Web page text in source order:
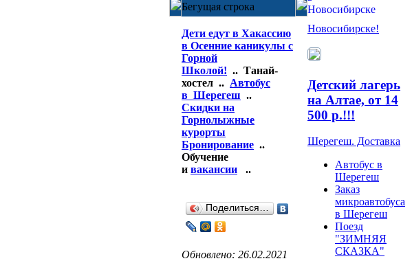
Бегущая строка
Дети едут в Хакассию
в Осенние каникулы с
Горной
Школой! .. Танай-
хостел .. Автобус
в Шерегеш ..
Скидки на
Горнолыжные
курорты
Бронирование ..
Обучение
и вакансии ..
Поделиться…
Обновлено: 26.02.2021
Новосибирске!
Детский лагерь
на Алтае, от 14
500 р.!!!
Шерегеш. Доставка
Автобус в
Шерегеш
Заказ
микроавтобуса
в Шерегеш
Поезд
"ЗИМНЯЯ
СКАЗКА"